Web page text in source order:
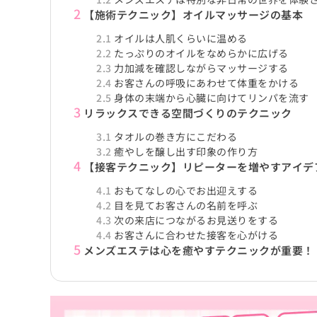
2 【施術テクニック】オイルマッサージの基本
2.1 オイルは人肌くらいに温める
2.2 たっぷりのオイルをなめらかに広げる
2.3 力加減を確認しながらマッサージする
2.4 お客さんの呼吸にあわせて体重をかける
2.5 身体の末端から心臓に向けてリンパを流す
3 リラックスできる空間づくりのテクニック
3.1 タオルの巻き方にこだわる
3.2 癒やしを醸し出す印象の作り方
4 【接客テクニック】リピーターを増やすアイ
4.1 おもてなしの心でお出迎えする
4.2 目を見てお客さんの名前を呼ぶ
4.3 次の来店につながるお見送りをする
4.4 お客さんに合わせた接客を心がける
5 メンズエステは心を癒やすテクニックが重要！